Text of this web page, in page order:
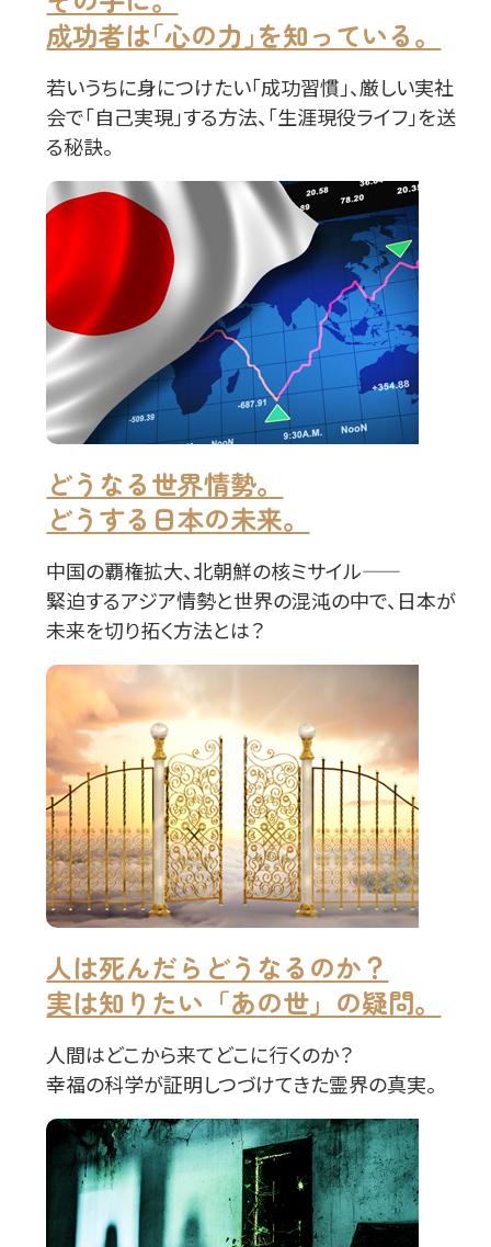
成功者は｢心の力｣を知っている。
若いうちに身につけたい｢成功習慣｣、厳しい実社
会で｢自己実現｣する方法、｢生涯現役ライフ｣を送
る秘訣。
どうなる世界情勢。
どうする日本の未来。
中国の覇権拡大、北朝鮮の核ミサイル――
緊迫するアジア情勢と世界の混沌の中で、日本が
未来を切り拓く方法とは？
人は死んだらどうなるのか？
実は知りたい「あの世」の疑問。
人間はどこから来てどこに行くのか？
幸福の科学が証明しつづけてきた霊界の真実。